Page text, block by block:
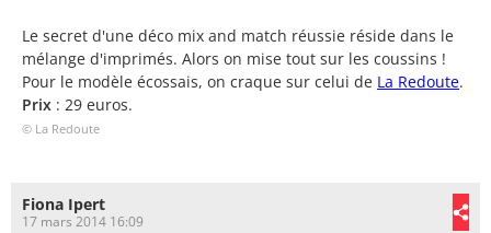
Le secret d'une déco mix and match réussie réside dans le
mélange d'imprimés. Alors on mise tout sur les coussins !
Pour le modèle écossais, on craque sur celui de La Redoute.
Prix : 29 euros.
© La Redoute
Fiona Ipert
17 mars 2014 16:09